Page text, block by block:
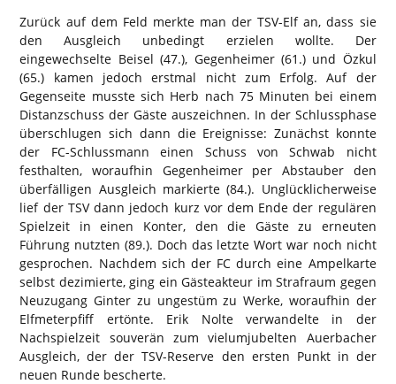
Zurück auf dem Feld merkte man der TSV-Elf an, dass sie
den Ausgleich unbedingt erzielen wollte. Der
eingewechselte Beisel (47.), Gegenheimer (61.) und Özkul
(65.) kamen jedoch erstmal nicht zum Erfolg. Auf der
Gegenseite musste sich Herb nach 75 Minuten bei einem
Distanzschuss der Gäste auszeichnen. In der Schlussphase
überschlugen sich dann die Ereignisse: Zunächst konnte
der FC-Schlussmann einen Schuss von Schwab nicht
festhalten, woraufhin Gegenheimer per Abstauber den
überfälligen Ausgleich markierte (84.). Unglücklicherweise
lief der TSV dann jedoch kurz vor dem Ende der regulären
Spielzeit in einen Konter, den die Gäste zu erneuten
Führung nutzten (89.). Doch das letzte Wort war noch nicht
gesprochen. Nachdem sich der FC durch eine Ampelkarte
selbst dezimierte, ging ein Gästeakteur im Strafraum gegen
Neuzugang Ginter zu ungestüm zu Werke, woraufhin der
Elfmeterpfiff ertönte. Erik Nolte verwandelte in der
Nachspielzeit souverän zum vielumjubelten Auerbacher
Ausgleich, der der TSV-Reserve den ersten Punkt in der
neuen Runde bescherte.